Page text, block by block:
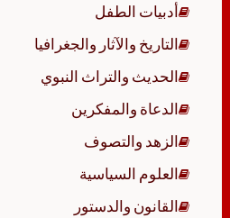
أدبيات الطفل
التاريخ والآثار والجغرافيا
الحديث والتراث النبوي
الدعاة والمفكرين
الزهد والتصوف
العلوم السياسية
القانون والدستور